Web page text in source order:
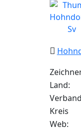
Land:
Verband
Kreis
Web: